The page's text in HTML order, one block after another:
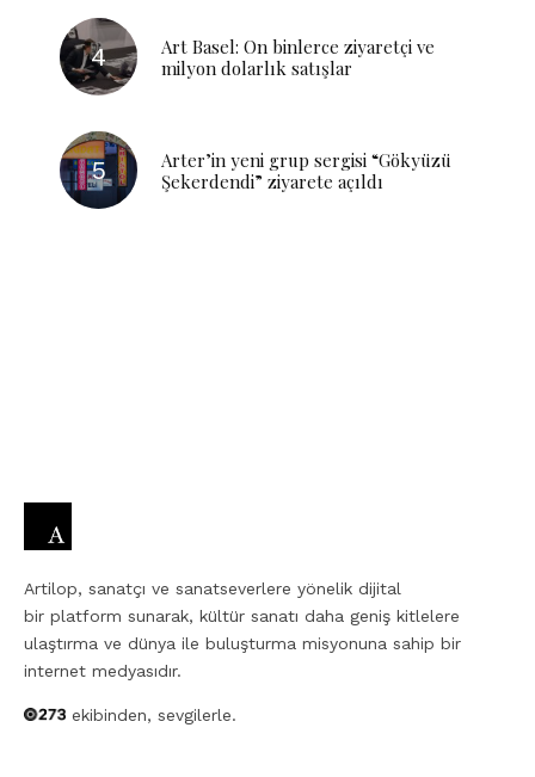
Art Basel: On binlerce ziyaretçi ve
milyon dolarlık satışlar
Arter’in yeni grup sergisi “Gökyüzü
Şekerdendi” ziyarete açıldı
Artilop, sanatçı ve sanatseverlere yönelik dijital
bir platform sunarak, kültür sanatı daha geniş kitlelere
ulaştırma ve dünya ile buluşturma misyonuna sahip bir
internet medyasıdır.
ekibinden, sevgilerle.